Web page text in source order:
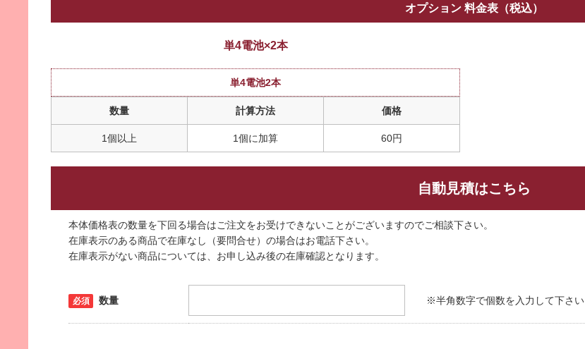
オプション 料金表（税込）
単4電池×2本
単4電池2本
数量 計算方法 価格
1個以上 1個に加算 60円
自動見積はこちら
本体価格表の数量を下回る場合はご注文をお受けできないことがございますのでご相談下さい。
在庫表示のある商品で在庫なし（要問合せ）の場合はお電話下さい。
在庫表示がない商品については、お申し込み後の在庫確認となります。
数量 ※半角数字で個数を入力して下さい